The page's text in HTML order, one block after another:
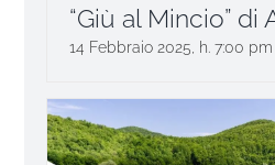
“Giù al Mincio” di
14 Febbraio 2025, h. 7:00 pm